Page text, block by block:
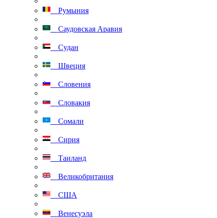
Румыния
Саудовская Аравия
Судан
Швеция
Словения
Словакия
Сомали
Сирия
Таиланд
Великобритания
США
Венесуэла